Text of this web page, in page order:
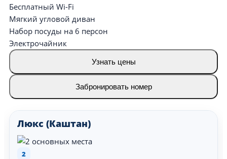
Бесплатный Wi-Fi
Мягкий угловой диван
Набор посуды на 6 персон
Электрочайник
Узнать цены
Забронировать номер
Люкс (Каштан)
2